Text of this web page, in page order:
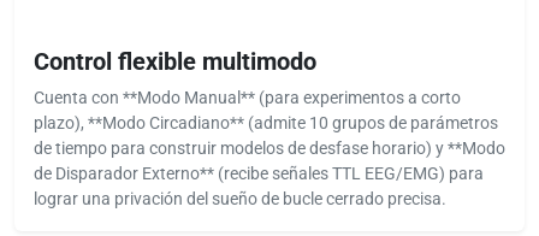
Control flexible multimodo
Cuenta con **Modo Manual** (para experimentos a corto
plazo), **Modo Circadiano** (admite 10 grupos de parámetros
de tiempo para construir modelos de desfase horario) y **Modo
de Disparador Externo** (recibe señales TTL EEG/EMG) para
lograr una privación del sueño de bucle cerrado precisa.